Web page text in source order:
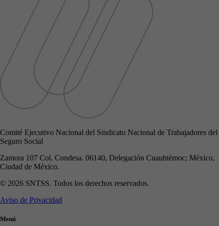
Comité Ejecutivo Nacional del Sindicato Nacional de Trabajadores del
Seguro Social
Zamora 107 Col. Condesa. 06140, Delegación Cuauhtémoc; México,
Ciudad de México.
© 2026 SNTSS. Todos los derechos reservados.
Aviso de Privacidad
Menú